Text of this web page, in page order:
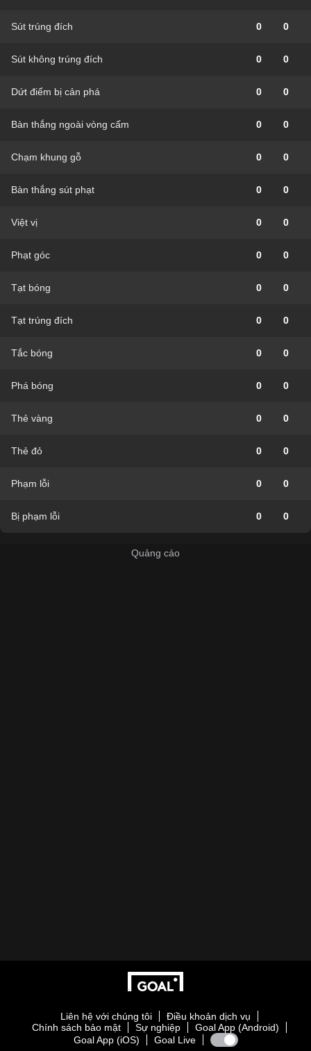
Sút trúng đích 0 0
Sút không trúng đích 0 0
Dứt điểm bị cản phá 0 0
Bàn thắng ngoài vòng cấm 0 0
Chạm khung gỗ 0 0
Bàn thắng sút phạt 0 0
Việt vị 0 0
Phạt góc 0 0
Tạt bóng 0 0
Tạt trúng đích 0 0
Tắc bóng 0 0
Phá bóng 0 0
Thẻ vàng 0 0
Thẻ đỏ 0 0
Phạm lỗi 0 0
Bị phạm lỗi 0 0
Liên hệ với chúng tôi
Điều khoản dịch vụ
Chính sách bảo mật
Sự nghiệp
Goal App (Android)
Goal App (iOS)
Goal Live